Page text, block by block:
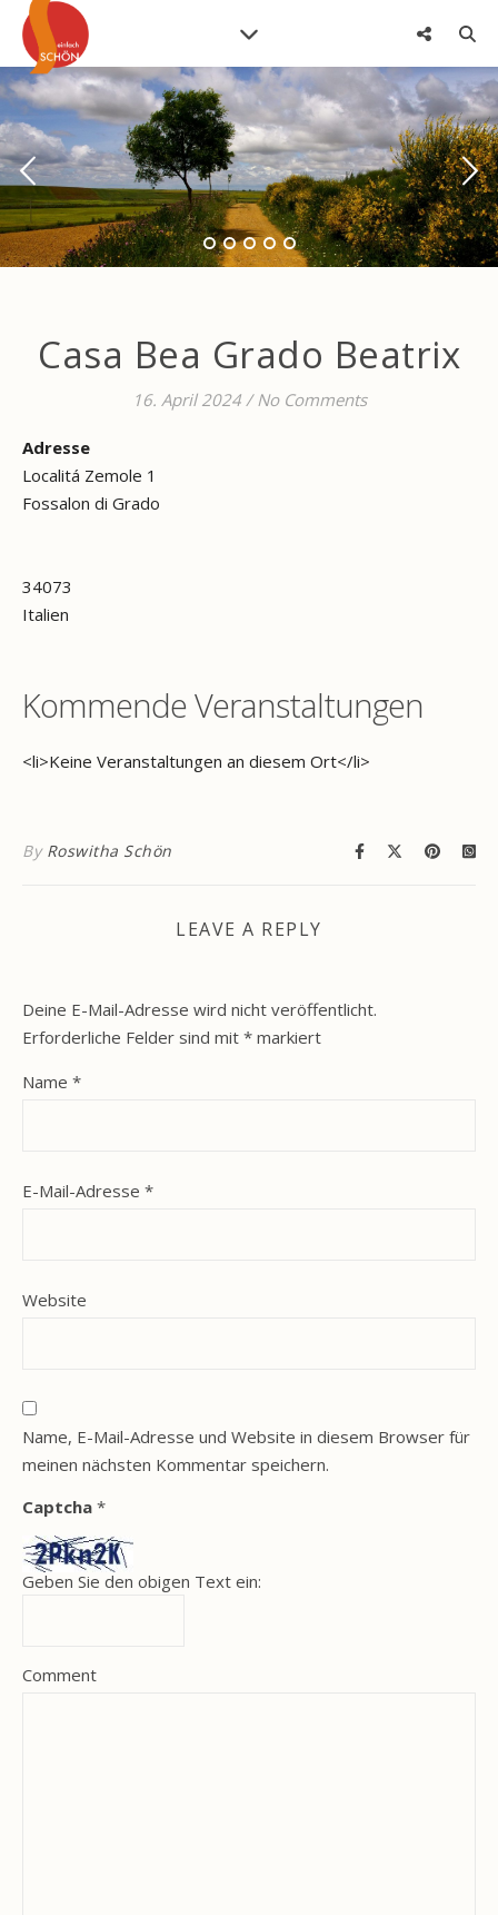
Casa Bea Grado Beatrix
16. April 2024 / No Comments
Adresse
Localitá Zemole 1
Fossalon di Grado
34073
Italien
Kommende Veranstaltungen
<li>Keine Veranstaltungen an diesem Ort</li>
By Roswitha Schön
LEAVE A REPLY
Deine E-Mail-Adresse wird nicht veröffentlicht.
Erforderliche Felder sind mit * markiert
Name *
E-Mail-Adresse *
Website
Name, E-Mail-Adresse und Website in diesem Browser für
meinen nächsten Kommentar speichern.
Captcha *
Geben Sie den obigen Text ein:
Comment